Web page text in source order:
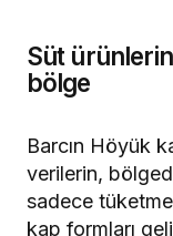
Süt
bölge
Barcın Höyük
verilerin,
sadece
kap formları